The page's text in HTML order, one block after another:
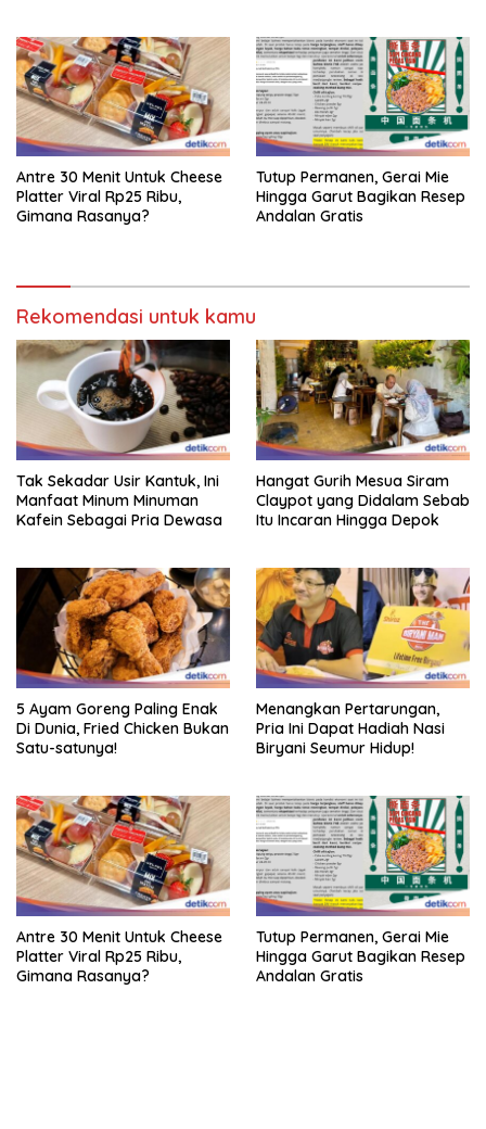
Antre 30 Menit Untuk Cheese
Platter Viral Rp25 Ribu,
Gimana Rasanya?
Tutup Permanen, Gerai Mie
Hingga Garut Bagikan Resep
Andalan Gratis
Rekomendasi untuk kamu
Tak Sekadar Usir Kantuk, Ini
Manfaat Minum Minuman
Kafein Sebagai Pria Dewasa
Hangat Gurih Mesua Siram
Claypot yang Didalam Sebab
Itu Incaran Hingga Depok
5 Ayam Goreng Paling Enak
Di Dunia, Fried Chicken Bukan
Satu-satunya!
Menangkan Pertarungan,
Pria Ini Dapat Hadiah Nasi
Biryani Seumur Hidup!
Antre 30 Menit Untuk Cheese
Platter Viral Rp25 Ribu,
Gimana Rasanya?
Tutup Permanen, Gerai Mie
Hingga Garut Bagikan Resep
Andalan Gratis